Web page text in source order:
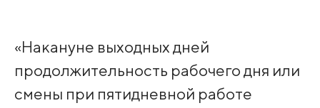
«Накануне выходных дней
продолжительность рабочего дня или
смены при пятидневной работе